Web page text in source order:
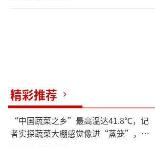
精彩推荐
“中国蔬菜之乡”最高温达41.8℃，记
者实探蔬菜大棚感觉像进“蒸笼”，有